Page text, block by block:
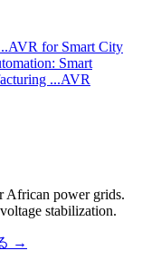
AVR for Smart City
Smart
...AVR
African power grids.
stabilization.
→